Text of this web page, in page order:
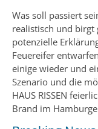
Was soll passiert
realistisch und birgt
potenzielle
Feuereifer
einige wieder und
Szenario und die
HAUS RISSEN
Brand im